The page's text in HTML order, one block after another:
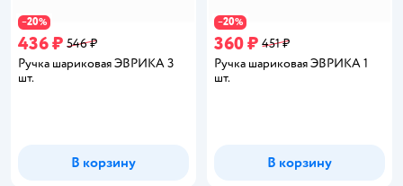
−20%
436 ₽ 546 ₽
Ручка шариковая ЭВРИКА 3
шт.
В корзину
−20%
360 ₽ 451 ₽
Ручка шариковая ЭВРИКА 1
шт.
В корзину